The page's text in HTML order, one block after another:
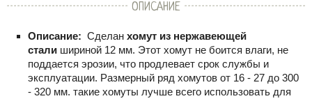
ОПИСАНИЕ
Описание: Сделан хомут из нержавеющей
стали шириной 12 мм. Этот хомут не боится влаги, не
поддается эрозии, что продлевает срок службы и
эксплуатации. Размерный ряд хомутов от 16 - 27 до 300
- 320 мм. такие хомуты лучше всего использовать для